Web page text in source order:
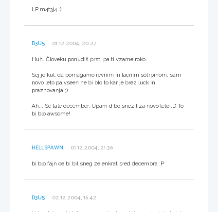
LP m4t3j4 :)
D3U5 01.12.2004, 20:27
Huh. Človeku ponudiš prst, pa ti vzame roko.
Sej je kul, da pomagamo revnim in lacnim sotrpinom, sam
novo leto pa vseen ne bi blo to kar je brez luck in
praznovanja ;)
Ah... Se tale december. Upam d bo snezil za novo leto :D To
bi blo awsome!
HELLSPAWN 01.12.2004, 21:36
bi blo fajn ce bi bil sneg ze enkrat sred decembra :P
D3U5 02.12.2004, 16:42